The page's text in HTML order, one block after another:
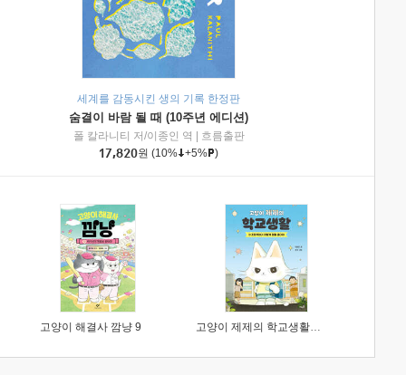
미래엔아이세움
세계를 감동시킨 생의 기록 한정판
숨결이 바람 될 때 (10주년 에디션)
폴 칼라니티 저/이종인 역
흐름출판
17,820원 (10% +5% )
고양이 해결사 깜냥 9 고양이 제제의 학교생활 1 : 초등학생이 이렇게 힘들 줄이야